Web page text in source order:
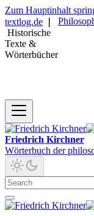
Zum Hauptinhalt
textlog.de
Historische
Texte &
Wörterbücher
Friedrich Kirchner
Wörterbuch der